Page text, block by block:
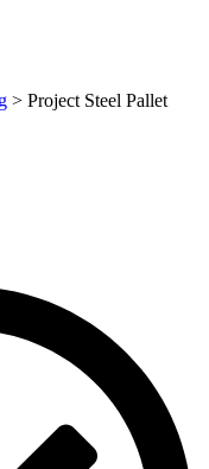
> Project Steel Pallet